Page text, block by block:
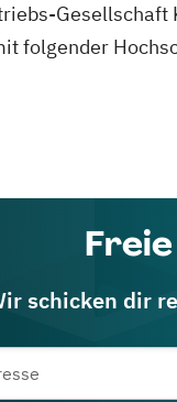
folgender
schicken dir